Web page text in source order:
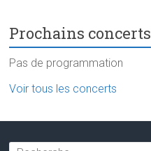
Prochains concerts
Pas de programmation
Voir tous les concerts